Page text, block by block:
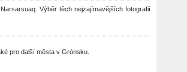
Výběr těch nejzajímavějších fotografií
pro další města v Grónsku.